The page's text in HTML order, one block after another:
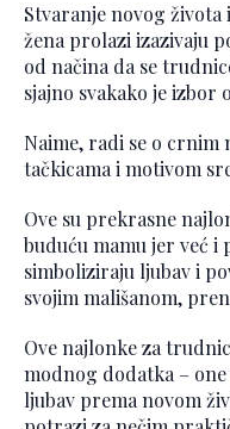
Stvaranje novog
žena prolazi izazivaju
od načina da se
sjajno svakako je izbor
Naime, radi se o crnim
tačkicama i motivom
Ove su prekrasne
buduću mamu jer već i
simboliziraju ljubav i
svojim mališanom,
Ove najlonke za
modnog dodatka –
ljubav prema novom